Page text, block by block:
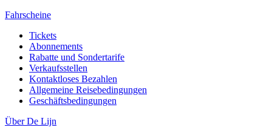
Fahrscheine
Tickets
Abonnements
Rabatte und Sondertarife
Verkaufsstellen
Kontaktloses Bezahlen
Allgemeine Reisebedingungen
Geschäftsbedingungen
Über De Lijn